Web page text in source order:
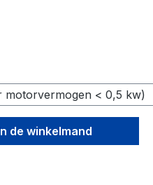
motorvermogen < 0,5 kw)
Voer de
de winkelmand